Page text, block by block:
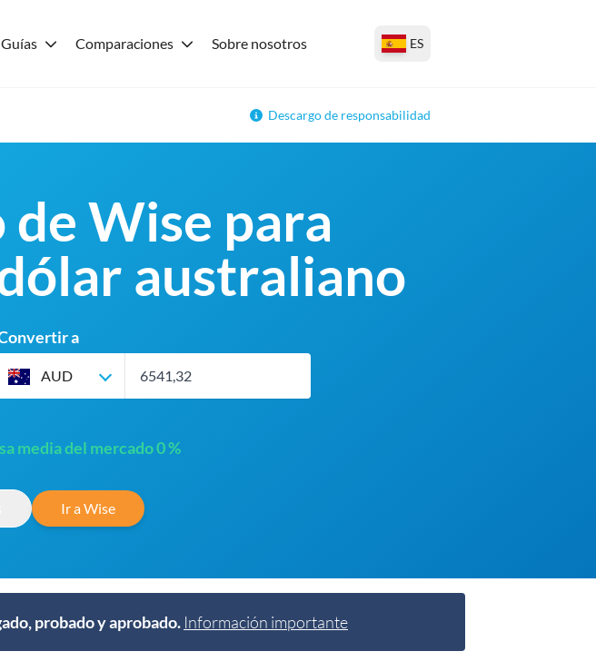
Guías Comparaciones Sobre nosotros ES
Descargo de responsabilidad
Wise para
australiano
a
AUD
media del mercado 0 %
Ir a Wise
probado y aprobado. Información importante